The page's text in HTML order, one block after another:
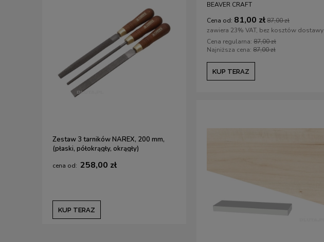
Zestaw 3 tarników NAREX, 200 mm,
(płaski, półokrągły, okrągły)
258,00 zł
KUP TERAZ
BEAVER CRAFT
Cena od: 81,00 zł87,00 zł
zawiera 23% VAT, bez kosztów dostawy
Cena regularna: 87,00 zł
Najniższa cena: 87,00 zł
KUP TERAZ